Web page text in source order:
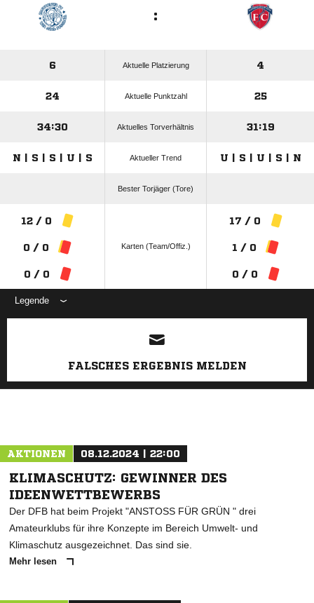
:
6 Aktuelle Platzierung 4
24 Aktuelle Punktzahl 25
34:30 Aktuelles Torverhältnis 31:19
N | S | S | U | S Aktueller Trend U | S | U | S | N
Bester Torjäger (Tore)
12 / 0
0 / 0
0 / 0
Karten (Team/Offiz.)
17 / 0
1 / 0
0 / 0
Legende
ANZEIGE
FALSCHES ERGEBNIS MELDEN
AKTIONEN 08.12.2024 | 22:00
KLIMASCHUTZ: GEWINNER DES
IDEENWETTBEWERBS
Der DFB hat beim Projekt "ANSTOSS FÜR GRÜN " drei
Amateurklubs für ihre Konzepte im Bereich Umwelt- und
Klimaschutz ausgezeichnet. Das sind sie.
Mehr lesen